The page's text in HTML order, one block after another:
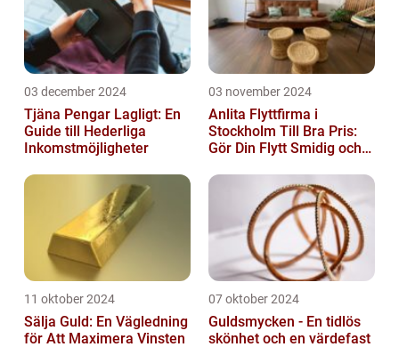
03 december 2024
Tjäna Pengar Lagligt: En
Guide till Hederliga
Inkomstmöjligheter
03 november 2024
Anlita Flyttfirma i
Stockholm Till Bra Pris:
Gör Din Flytt Smidig och
11 oktober 2024
Sälja Guld: En Vägledning
för Att Maximera Vinsten
07 oktober 2024
Guldsmycken - En tidlös
skönhet och en värdefast